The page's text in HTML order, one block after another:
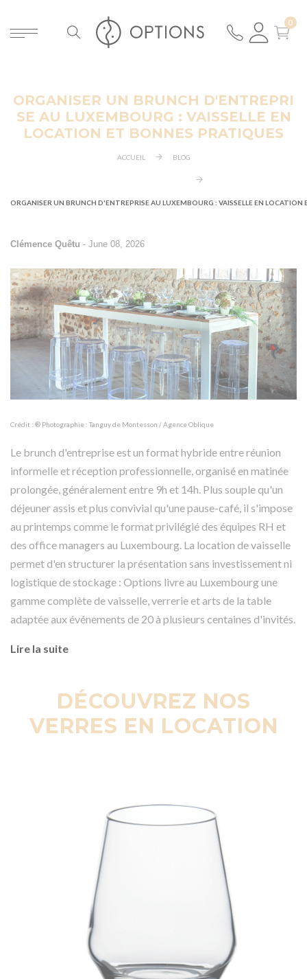
ORGANISER UN BRUNCH D'ENTREPRI
SE AU LUXEMBOURG : VAISSELLE EN
LOCATION ET BONNES PRATIQUES
ACCUEIL BLOG
ORGANISER UN BRUNCH D'ENTREPRISE AU LUXEMBOURG : VAISSELLE EN LOCATION
Clémence Quêtu - June 08, 2026
Crédit : ® Photographie : Tanguy de Montesson / Agence Oblique
Le brunch d'entreprise est un format hybride entre réunion
informelle et réception professionnelle, organisé en matinée
prolongée, généralement entre 9h et 14h. Plus souple qu'un
déjeuner assis et plus convivial qu'une pause-café, il s'impose
au printemps comme le format privilégié des équipes RH et
des office managers au Luxembourg. La location de vaisselle
permet d'en structurer la présentation sans investissement ni
logistique de stockage : Options livre au Luxembourg une
gamme complète de vaisselle, verrerie et arts de la table
adaptée aux événements de 20 à plusieurs centaines d'invités.
Lire la suite
DÉCOUVREZ NOS
VERRES EN LOCATION